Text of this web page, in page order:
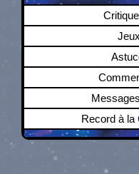
Record à la